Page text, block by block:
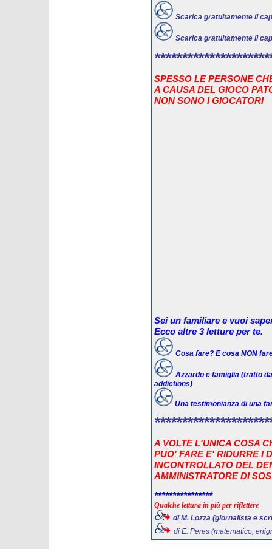
Scarica gratuitamente il
Scarica gratuitamente il
SPESSO LE PERSONE
A CAUSA DEL GIOCO
NON SONO I GIOCATORI
Sei un familiare e vuoi
Ecco altre 3 letture per te.
Cosa fare? E cosa NON
Azzardo e famiglia (tratto
addictions)
Una testimonianza di una
A VOLTE L'UNICA COSA
PUO' FARE E' RIDURRE I
INCONTROLLATO DEL
AMMINISTRATORE DI
****************
Qualche lettura in più per riflettere
di M. Lozza (giornalista e
di E. Peres (matematico,